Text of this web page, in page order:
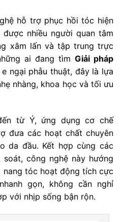
hỗ trợ phục hồi tóc hiện
nhiều người quan tâm
xâm lấn và tập trung trực
ai đang tìm Giải pháp
e ngại phẫu thuật, đây là lựa
nhàng, khoa học và tối ưu
từ Ý, ứng dụng cơ chế
đưa các hoạt chất chuyên
da đầu. Kết hợp cùng các
công nghệ này hướng
tóc hoạt động tích cực
gọn, không cần nghỉ
với nhịp sống bận rộn.